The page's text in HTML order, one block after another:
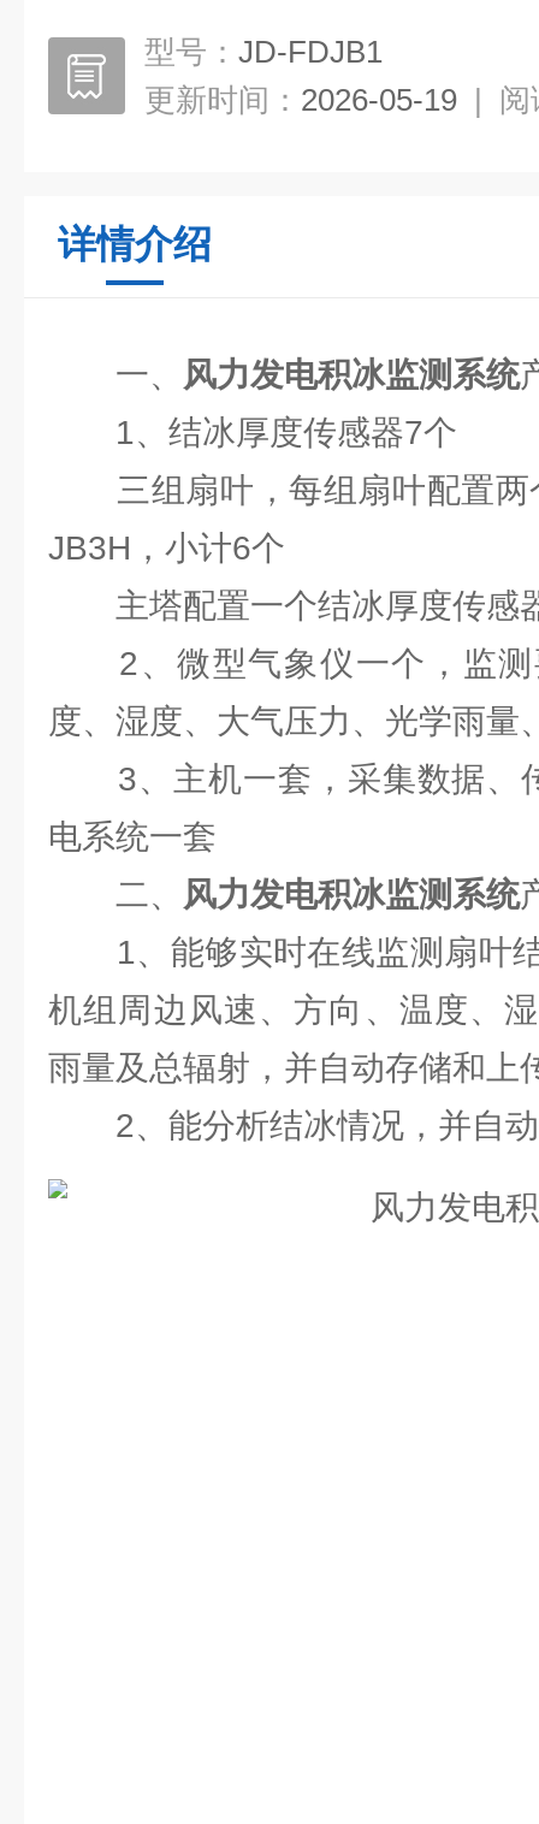
型号： JD-FDJB1
更新时间： 2026-05-19 | 阅
详情介绍
一、 风力发电积冰监测系统
1、结冰厚度传感器7个
三组扇叶，每组扇叶配置两
JB3H，小计6个
主塔配置一个结冰厚度传感
2、微型气象仪一个，监测
度、湿度、大气压力、光学雨量
3、主机一套，采集数据、
电系统一套
二、 风力发电积冰监测系统
1、能够实时在线监测扇叶
机组周边风速、方向、温度、
雨量及总辐射，并自动存储和上
2、能分析结冰情况，并自动